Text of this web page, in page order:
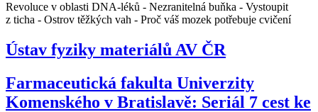
Revoluce v oblasti DNA-léků - Nezranitelná buňka - Vystoupit
z ticha - Ostrov těžkých vah - Proč váš mozek potřebuje cvičení
Ústav fyziky materiálů AV ČR
Farmaceutická fakulta Univerzity
Komenského v Bratislavě: Seriál 7 cest ke